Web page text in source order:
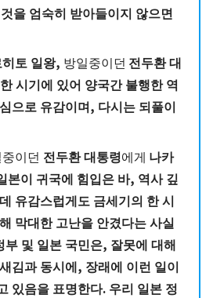
을 엄숙히 받아들이지 않으면
토 일왕, 방일중이던 전두환 대
시기에 있어 양국간 불행한 역
으로 유감이며, 다시는 되풀이
이던 전두환 대통령에게 나카
본이 귀국에 힘입은 바, 역사 깊
유감스럽게도 금세기의 한 시
막대한 고난을 안겼다는 사실
부 및 일본 국민은, 잘못에 대해
김과 동시에, 장래에 이런 일이
있음을 표명한다. 우리 일본 정